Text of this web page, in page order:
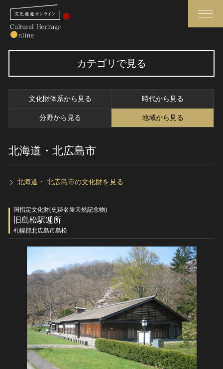
さらに詳細検索
トップ
作品一覧
カテゴリで見る
全国の美術館・博物館
世界遺産
動画で見る無形の文化財
博物館、美術館の皆さまへ
文化庁よりご挨拶
関連サイトリンク
サイトマップ
サイトのご意見はこちら
文化遺産データベース
国指定文化財等データベース
カテゴリで見る
文化財体系から見る 時代から見る
分野から見る 地域から見る
北海道・北広島市
北海道・ 北広島市の文化財を見る
国指定文化財(史跡名勝天然記念物)
旧島松駅逓所
札幌郡北広島市島松